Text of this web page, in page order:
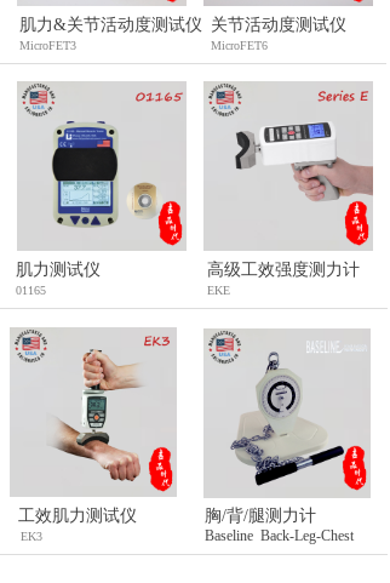
MicroFET6
关节活动度测试仪
MicroFET3
肌力&关节活动度测试仪
01165
肌力测试仪
EKE
高级工效强度测力计
EK3
工效肌力测试仪
Baseline Back-Leg-Chest
胸/背/腿测力计